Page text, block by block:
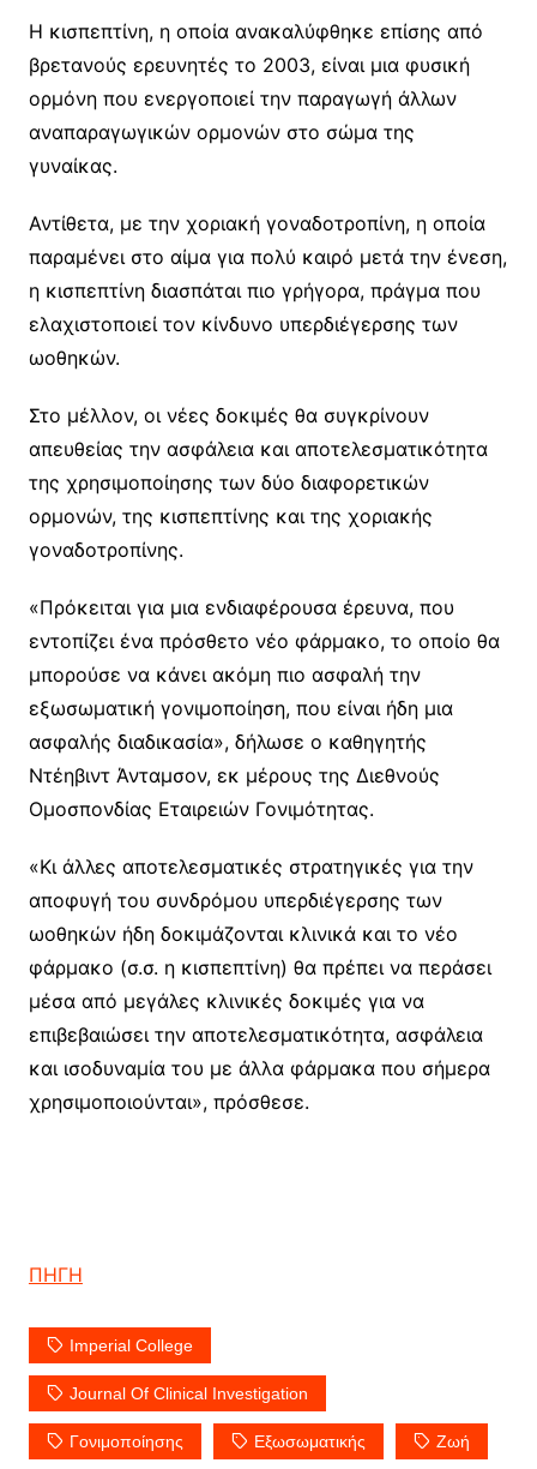
Η κισπεπτίνη, η οποία ανακαλύφθηκε επίσης από
βρετανούς ερευνητές το 2003, είναι μια φυσική
ορμόνη που ενεργοποιεί την παραγωγή άλλων
αναπαραγωγικών ορμονών στο σώμα της
γυναίκας.
Αντίθετα, με την χοριακή γοναδοτροπίνη, η οποία
παραμένει στο αίμα για πολύ καιρό μετά την ένεση,
η κισπεπτίνη διασπάται πιο γρήγορα, πράγμα που
ελαχιστοποιεί τον κίνδυνο υπερδιέγερσης των
ωοθηκών.
Στο μέλλον, οι νέες δοκιμές θα συγκρίνουν
απευθείας την ασφάλεια και αποτελεσματικότητα
της χρησιμοποίησης των δύο διαφορετικών
ορμονών, της κισπεπτίνης και της χοριακής
γοναδοτροπίνης.
«Πρόκειται για μια ενδιαφέρουσα έρευνα, που
εντοπίζει ένα πρόσθετο νέο φάρμακο, το οποίο θα
μπορούσε να κάνει ακόμη πιο ασφαλή την
εξωσωματική γονιμοποίηση, που είναι ήδη μια
ασφαλής διαδικασία», δήλωσε ο καθηγητής
Ντέηβιντ Άνταμσον, εκ μέρους της Διεθνούς
Ομοσπονδίας Εταιρειών Γονιμότητας.
«Κι άλλες αποτελεσματικές στρατηγικές για την
αποφυγή του συνδρόμου υπερδιέγερσης των
ωοθηκών ήδη δοκιμάζονται κλινικά και το νέο
φάρμακο (σ.σ. η κισπεπτίνη) θα πρέπει να περάσει
μέσα από μεγάλες κλινικές δοκιμές για να
επιβεβαιώσει την αποτελεσματικότητα, ασφάλεια
και ισοδυναμία του με άλλα φάρμακα που σήμερα
χρησιμοποιούνται», πρόσθεσε.
ΠΗΓΗ
Imperial College
Journal Of Clinical Investigation
Γονιμοποίησης Εξωσωματικής Ζωή